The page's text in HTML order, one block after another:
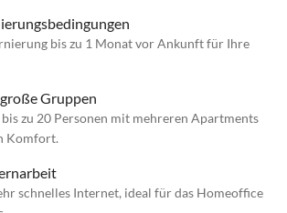
bis zu 1 Monat vor Ankunft für Ihre
Gruppen
zu 20 Personen mit mehreren Apartments
Komfort.
schnelles Internet, ideal für das Homeoffice